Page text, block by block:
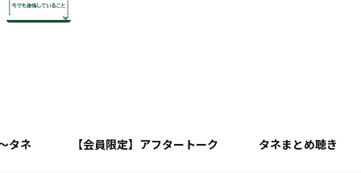
タネ 【会員限定】アフタートーク タネまとめ聴き